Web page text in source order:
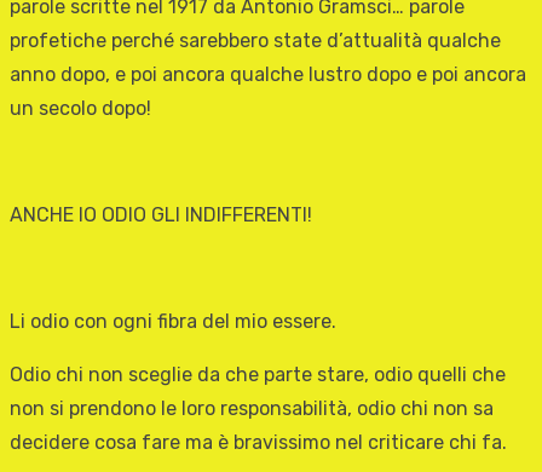
parole scritte nel 1917 da Antonio Gramsci… parole
profetiche perché sarebbero state d’attualità qualche
anno dopo, e poi ancora qualche lustro dopo e poi ancora
un secolo dopo!
ANCHE IO ODIO GLI INDIFFERENTI!
Li odio con ogni fibra del mio essere.
Odio chi non sceglie da che parte stare, odio quelli che
non si prendono le loro responsabilità, odio chi non sa
decidere cosa fare ma è bravissimo nel criticare chi fa.